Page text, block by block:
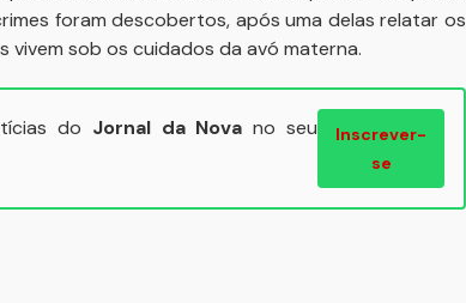
foram descobertos, após uma delas relatar os
vivem sob os cuidados da avó materna.
do Jornal da Nova no seu
Inscrever-
se